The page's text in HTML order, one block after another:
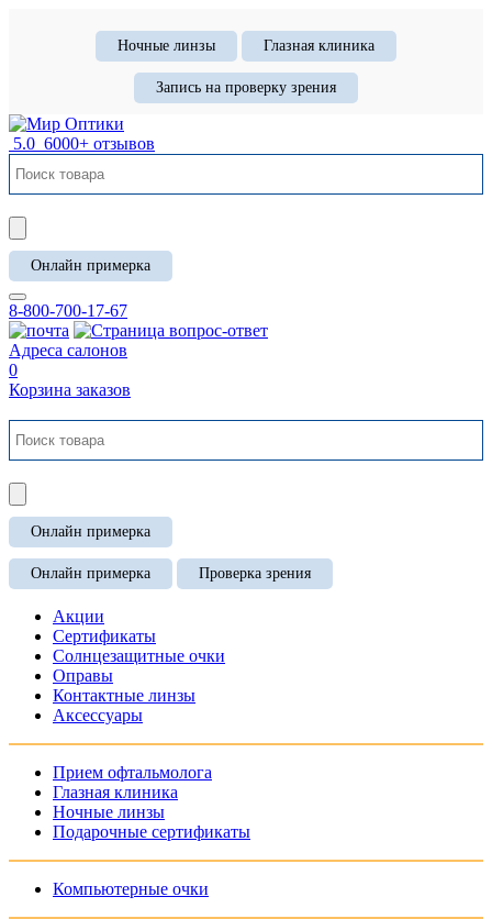
Ночные линзы Глазная клиника
Запись на проверку зрения
5.0 6000+ отзывов
Онлайн примерка
8-800-700-17-67
Адреса салонов
0
Корзина заказов
Онлайн примерка
Онлайн примерка Проверка зрения
Акции
Сертификаты
Солнцезащитные очки
Оправы
Контактные линзы
Аксессуары
Прием офтальмолога
Глазная клиника
Ночные линзы
Подарочные сертификаты
Компьютерные очки